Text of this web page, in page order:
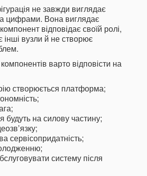
не завжди виглядає
цифрами. Вона виглядає
відповідає своїй ролі,
вузли й не створює
варто відповісти на
створюється платформа;
будуть на силову частину;
сервісопридатність;
систему після